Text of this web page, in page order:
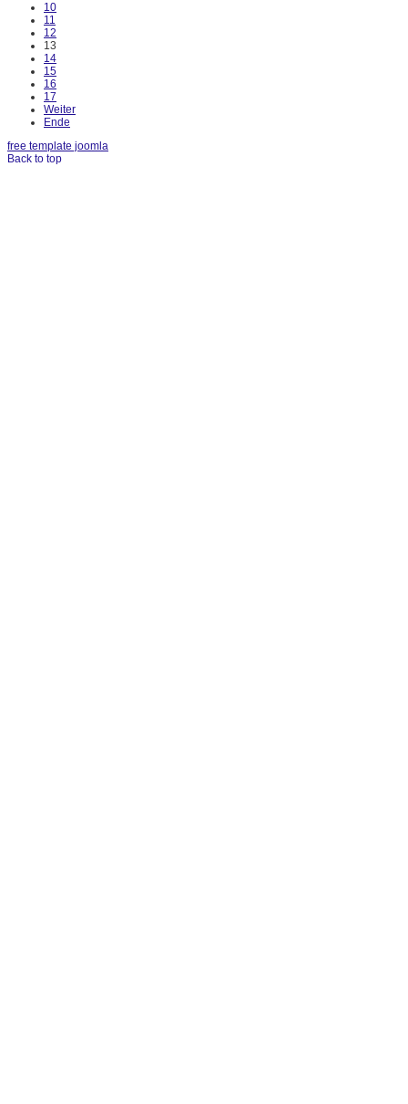
10
11
12
13
14
15
16
17
Weiter
Ende
free template joomla
Back to top